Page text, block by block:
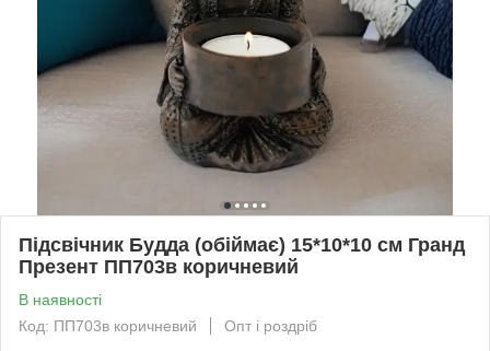
Підсвічник Будда (обіймає) 15*10*10 см Гранд
Презент ПП703в коричневий
В наявності
Код: ПП703в коричневий
Опт і роздріб